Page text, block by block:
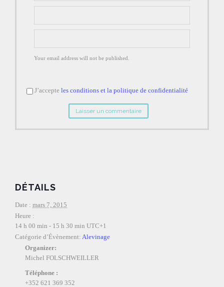
Your email address will not be published.
J’accepte les conditions et la politique de confidentialité
DÉTAILS
Date : mars 7, 2015
Heure :
14 h 00 min - 15 h 30 min UTC+1
Catégorie d’Évènement: Alevinage
Organizer:
Michel FOLSCHWEILLER
Téléphone :
+352 621 369 352